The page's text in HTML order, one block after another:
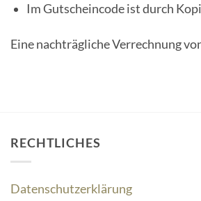
Im Gutscheincode ist durch
Eine nachträgliche Verrechnung
RECHTLICHES
Datenschutzerklärung